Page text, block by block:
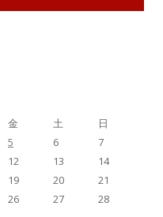
金 土
日
5 6
7
12 13
14
19 20
21
26 27
28